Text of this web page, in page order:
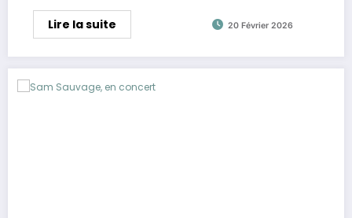
Lire la suite 20 Février 2026